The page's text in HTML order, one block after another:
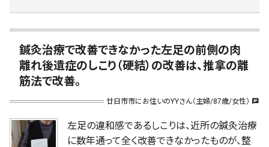
鍼灸治療で改善できなかった左足の前側の肉
離れ後遺症のしこり（硬結）の改善は、推拿の離
筋法で改善。
廿日市市にお住いのYYさん（主婦/87歳/女性） chat
左足の違和感であるしこりは、近所の鍼灸治療
に数年通って全く改善できなかったものが、整